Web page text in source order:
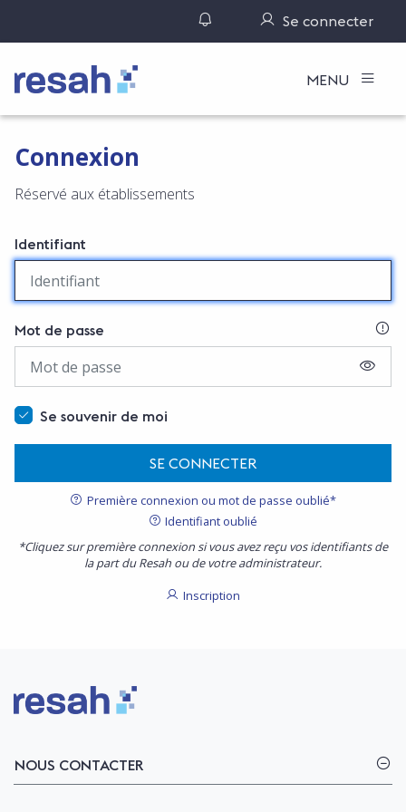
Gérer ses notifications
Se connecter
Logo Resah MENU
Connexion
Réservé aux établissements
Identifiant
Mot de passe
Se souvenir de moi
SE CONNECTER
Première connexion ou mot de passe oublié*
Identifiant oublié
*Cliquez sur première connexion si vous avez reçu vos identifiants de
la part du Resah ou de votre administrateur.
Inscription
Logo Resah
NOUS CONTACTER